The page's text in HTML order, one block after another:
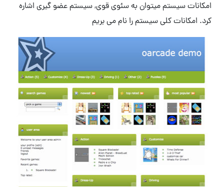
امکانات سیستم میتوان به سئوی قوی, سیستم عضو گیری اشاره
کرد. امکانات کلی سیستم را نام می بریم